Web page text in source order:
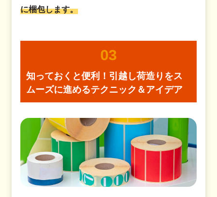
に梱包します。
03
知っておくと便利！引越し荷造りをス
ムーズに進めるテクニック＆アイデア